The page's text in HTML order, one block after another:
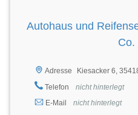
Autohaus und
Co.
Adresse
Kiesacker 6,
Telefon
nicht hinterlegt
E-Mail
nicht hinterlegt